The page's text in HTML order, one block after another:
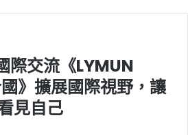
際交流《LYMUN
》擴展國際視野，讓
見自己